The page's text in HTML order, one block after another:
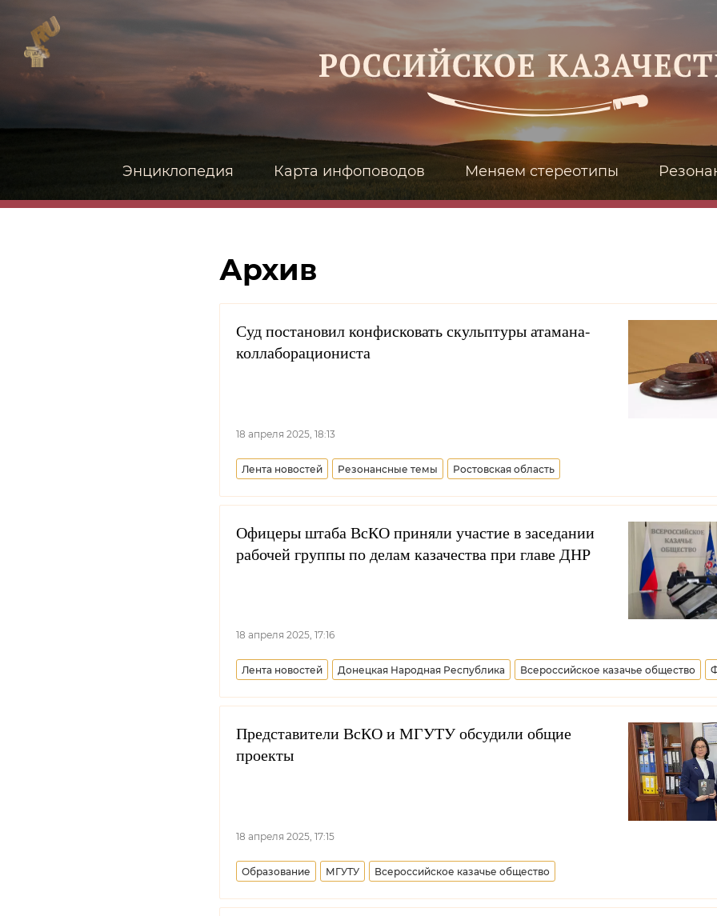
Энциклопедия Карта инфоповодов Меняем стереотипы
Архив
Суд постановил конфисковать скульптуры атамана-
коллаборациониста
18 апреля 2025, 18:13
Лента новостей Резонансные темы Ростовская область
Офицеры штаба ВсКО приняли участие в заседании
рабочей группы по делам казачества при главе ДНР
18 апреля 2025, 17:16
Лента новостей Донецкая Народная Республика Всероссийское казачье общество
Представители ВсКО и МГУТУ обсудили общие
проекты
18 апреля 2025, 17:15
Образование МГУТУ Всероссийское казачье общество